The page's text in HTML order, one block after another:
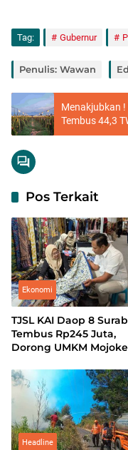
Tag: Gubernur
Penulis: Wawan
Menakjubkan
Tembus 44,3
Pos Terkait
Ekonomi
TJSL KAI Daop 8
Tembus Rp245 Juta,
Dorong UMKM
Fashion Week 2026
Headline